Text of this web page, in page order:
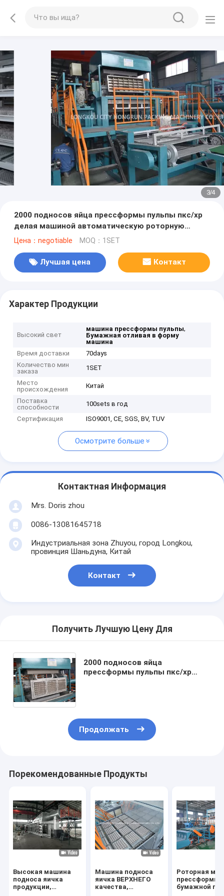
3/4
2000 подносов яйца прессформы пульпы пкс/хр
делая машиной автоматическую роторную
бумагу
Цена：negotiable MOQ：1SET
Лучшая цена Контакт
Характер Продукции
Высокий свет
машина прессформы пульпы,
Бумажная отливая в форму
машина
Время доставки
70days
Количество мин
заказа
1SET
Место
происхождения
Китай
Поставка
способности
100sets в год
Сертификация
ISO9001, CE, SGS, BV, TUV
Осмотрите больше
Контактная Информация
Mrs. Doris zhou
0086-13081645718
Индустриальная зона Zhuyou, город Longkou,
провинция Шаньдуна, Китай
Контакт
Получить Лучшую Цену Для
2000 подносов яйца
прессформы пульпы пкс/хр
Продолжать
Порекомендованные Продукты
Высокая машина
подноса яичка
продукции,
Машина подноса
яичка ВЕРХНЕГО
качества,
Роторная
прессформы
бумажной